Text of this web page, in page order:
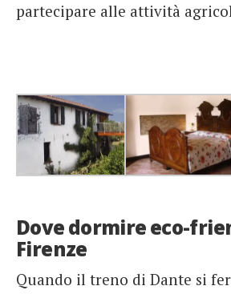
partecipare alle attività
Dove dormire eco-
Firenze
Quando il treno di Dante si